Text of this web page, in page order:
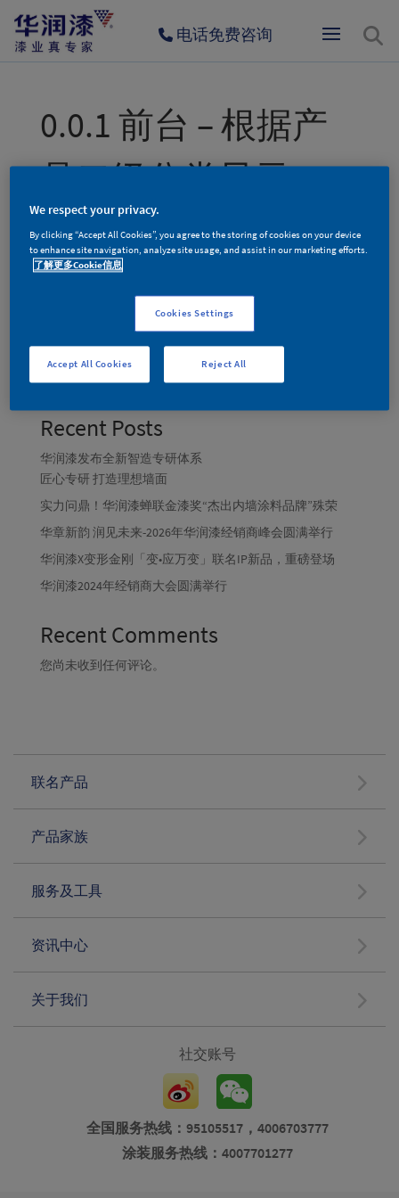
电话免费咨询
0.0.1 前台 – 根据产
品二级分类显示
更多新品，敬请期待。
Recent Posts
华润漆发布全新智造专研体系
匠心专研 打造理想墙面
实力问鼎！华润漆蝉联金漆奖“杰出内墙涂料品牌”殊荣
华章新韵 润见未来-2026年华润漆经销商峰会圆满举行
华润漆X变形金刚「变•应万变」联名IP新品，重磅登场
华润漆2024年经销商大会圆满举行
Recent Comments
您尚未收到任何评论。
联名产品
产品家族
服务及工具
资讯中心
关于我们
社交账号
全国服务热线：95105517，4006703777
涂装服务热线：4007701277
We respect your privacy.
By clicking “Accept All Cookies”, you agree to the storing of cookies on your device
to enhance site navigation, analyze site usage, and assist in our marketing efforts.
了解更多Cookie信息
Cookies Settings
Reject All
Accept All Cookies